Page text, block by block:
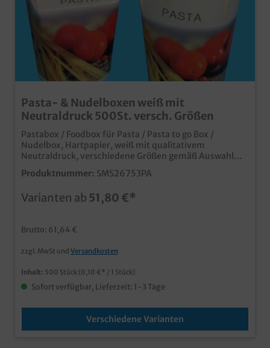
Pasta- & Nudelboxen weiß mit
Neutraldruck 500St. versch. Größen
Pastabox / Foodbox für Pasta / Pasta to go Box /
Nudelbox, Hartpapier, weiß mit qualitativem
Neutraldruck, verschiedene Größen gemäß Auswahl
praktische und beliebte Foodboxen für Pasta und
Nudelgerichte in Foodcourt, Streetfood oder
Verkauf von Nudeln, Pasta, usw. Innenseite PE
in 2 typischen Größen bestellbar (16oz/500ml &
fragen Sie einfach unseren Kundenservice
Produktnummer: SMS26753PA
Varianten ab 51,80 €*
Brutto: 61,64 €
zzgl. MwSt und Versandkosten
Inhalt: 500 Stück (0,10 €* / 1 Stück)
Sofort verfügbar, Lieferzeit: 1-3 Tage
Verschiedene Varianten